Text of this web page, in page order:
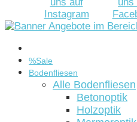
%Sale
Bodenfliesen
Alle Bodenfliesen
Betonoptik
Holzoptik